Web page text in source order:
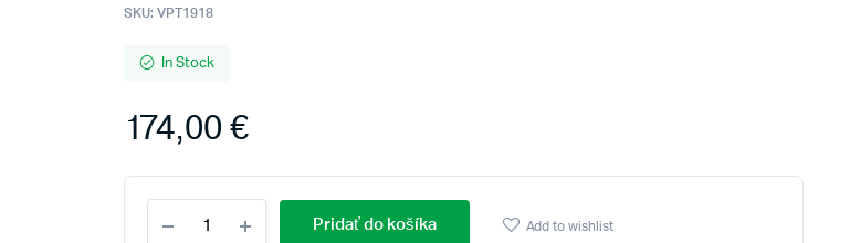
SKU: VPT1918
In Stock
174,00€
tabuľa
Pridať do košíka Add to wishlist